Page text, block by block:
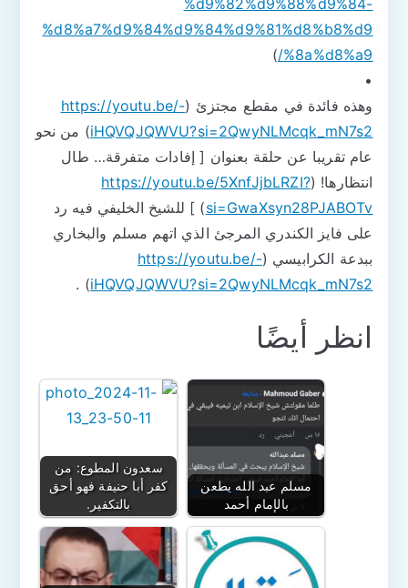
%d9%82%d9%88%d9%84-
%d8%a7%d9%84%d9%84%d9%81%d8%b8%d9
%8a%d8%a9/
)
•
وهذه فائدة في مقطع مجتزئ (https://youtu.be/-
iHQVQJQWVU?si=2QwyNLMcqk_mN7s2) من نحو
عام تقريبا عن حلقة بعنوان [ إفادات متفرقة… طال
انتظارها! (https://youtu.be/5XnfJjbLRZI?
si=GwaXsyn28PJABOTv) ] للشيخ الخليفي فيه رد
على فايز الكندري المرجئ الذي اتهم مسلم والبخاري
ببدعة الكرابيسي (https://youtu.be/-
iHQVQJQWVU?si=2QwyNLMcqk_mN7s2
) .
انظر أيضًا
سعدون المطوع: من
كفر أبا حنيفة فهو أحق
بالتكفير.
مسلم عبد الله يطعن
بالإمام أحمد